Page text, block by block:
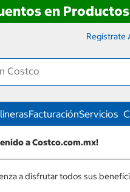
en
Regístrate
FacturaciónServicios
a Costco.com.mx!
a disfrutar todos sus